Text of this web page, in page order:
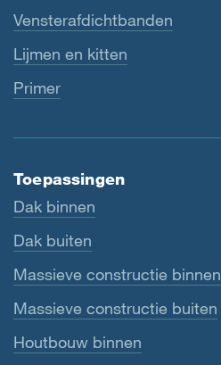
Vensterafdichtbanden
Lijmen en kitten
Primer
Toepassingen
Dak binnen
Dak buiten
Massieve constructie binnen
Massieve constructie buiten
Houtbouw binnen